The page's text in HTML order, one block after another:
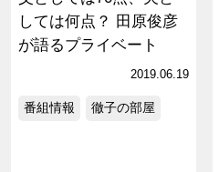
しては何点？ 田原俊彦
が語るプライベート
2019.06.19
番組情報 徹子の部屋